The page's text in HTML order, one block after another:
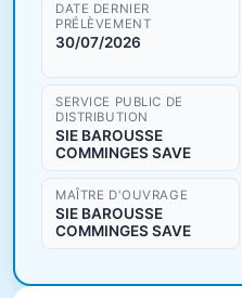
DATE DERNIER
PRÉLÈVEMENT
30/07/2026
SERVICE PUBLIC DE
DISTRIBUTION
SIE BAROUSSE
COMMINGES SAVE
MAÎTRE D'OUVRAGE
SIE BAROUSSE
COMMINGES SAVE